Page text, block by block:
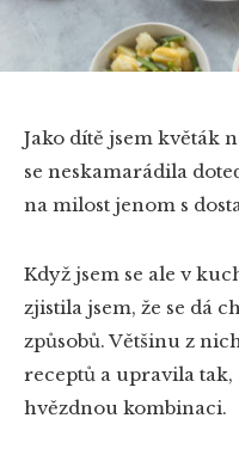
Jako dítě jsem květák
se neskamarádila
na milost jenom s
Když jsem se ale v
zjistila jsem, že se dá
způsobů. Většinu z
receptů a upravila
hvězdnou kombinaci.